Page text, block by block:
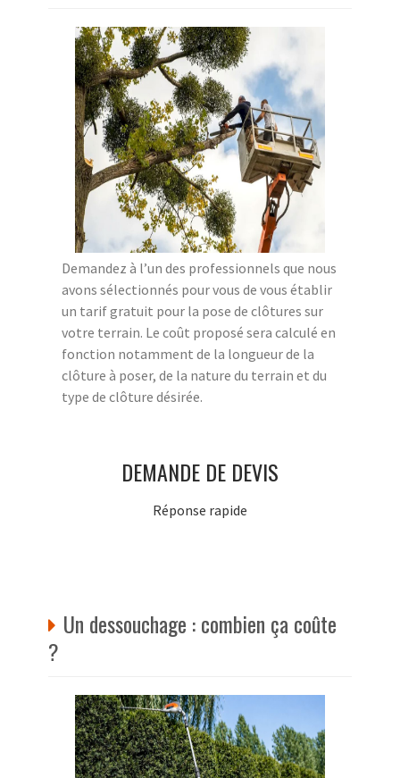
Demandez à l’un des professionnels que nous
avons sélectionnés pour vous de vous établir
un tarif gratuit pour la pose de clôtures sur
votre terrain. Le coût proposé sera calculé en
fonction notamment de la longueur de la
clôture à poser, de la nature du terrain et du
type de clôture désirée.
DEMANDE DE DEVIS
Réponse rapide
Un dessouchage : combien ça coûte
?